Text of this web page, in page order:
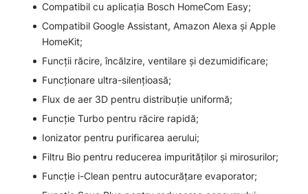
Compatibil cu aplicația Bosch HomeCom Easy;
Compatibil Google Assistant, Amazon Alexa și Apple
HomeKit;
Funcții răcire, încălzire, ventilare și dezumidificare;
Funcționare ultra-silențioasă;
Flux de aer 3D pentru distribuție uniformă;
Funcție Turbo pentru răcire rapidă;
Ionizator pentru purificarea aerului;
Filtru Bio pentru reducerea impurităților și mirosurilor;
Funcție i-Clean pentru autocurățare evaporator;